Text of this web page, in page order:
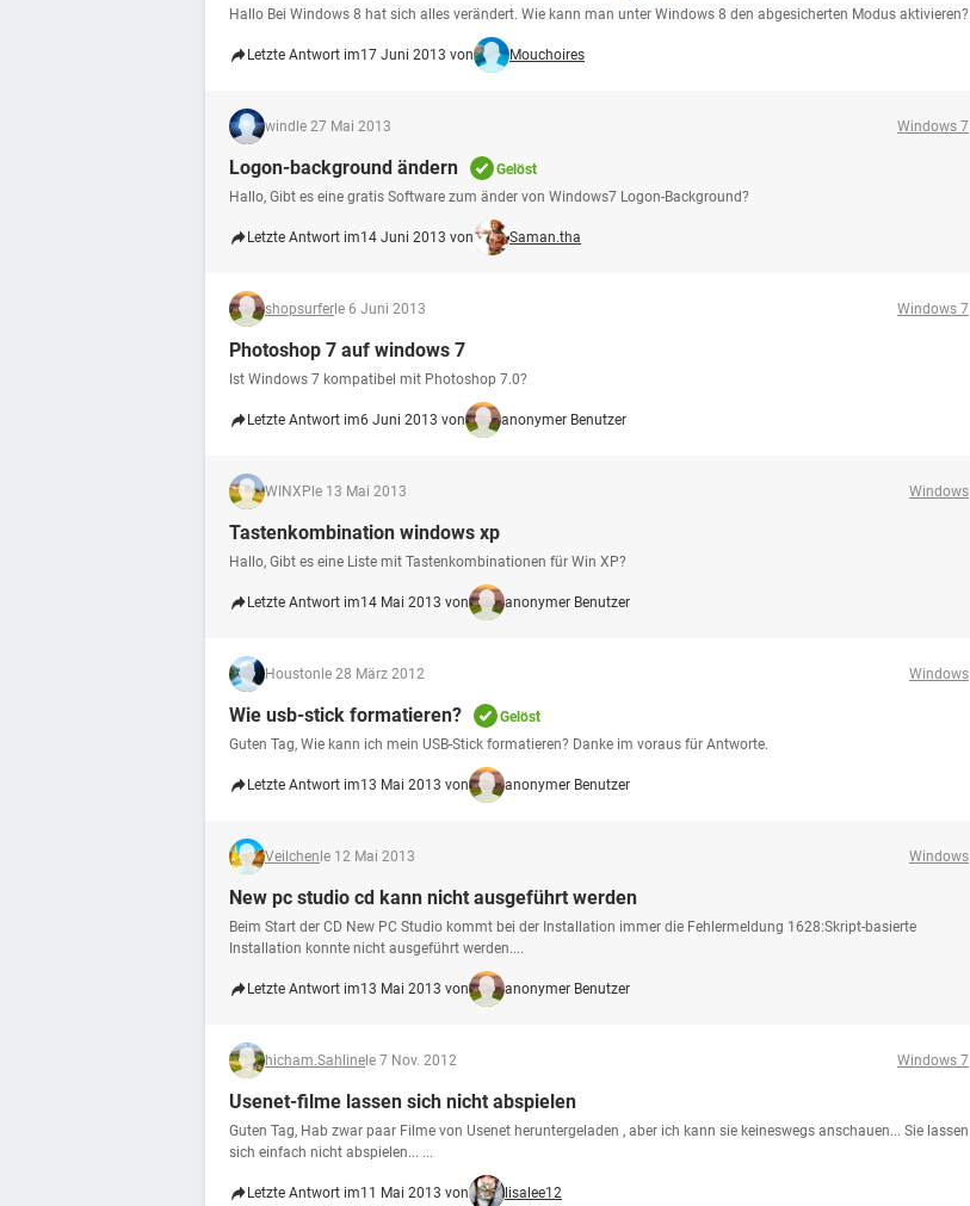
Hallo Bei Windows 8 hat sich alles verändert. Wie kann man unter Windows 8 den abgesicherten Modus aktivieren?
Letzte Antwort im17 Juni 2013 von Mouchoires
wind le 27 Mai 2013 Windows 7
Logon-background ändern
Gelöst
Hallo, Gibt es eine gratis Software zum änder von Windows7 Logon-Background?
Letzte Antwort im14 Juni 2013 von Saman.tha
shopsurfer le 6 Juni 2013 Windows 7
Photoshop 7 auf windows 7
Ist Windows 7 kompatibel mit Photoshop 7.0?
Letzte Antwort im6 Juni 2013 von anonymer Benutzer
WINXP le 13 Mai 2013 Windows
Tastenkombination windows xp
Hallo, Gibt es eine Liste mit Tastenkombinationen für Win XP?
Letzte Antwort im14 Mai 2013 von anonymer Benutzer
Houston le 28 März 2012 Windows
Wie usb-stick formatieren?
Gelöst
Guten Tag, Wie kann ich mein USB-Stick formatieren? Danke im voraus für Antworte.
Letzte Antwort im13 Mai 2013 von anonymer Benutzer
Veilchen le 12 Mai 2013 Windows
New pc studio cd kann nicht ausgeführt werden
Beim Start der CD New PC Studio kommt bei der Installation immer die Fehlermeldung 1628:Skript-basierte
Installation konnte nicht ausgeführt werden....
Letzte Antwort im13 Mai 2013 von anonymer Benutzer
hicham.Sahline le 7 Nov. 2012 Windows 7
Usenet-filme lassen sich nicht abspielen
Guten Tag, Hab zwar paar Filme von Usenet heruntergeladen , aber ich kann sie keineswegs anschauen... Sie lassen
sich einfach nicht abspielen... ...
Letzte Antwort im11 Mai 2013 von lisalee12